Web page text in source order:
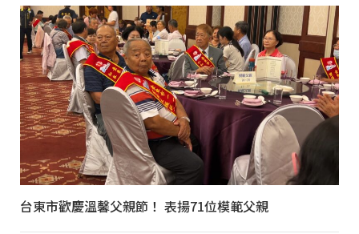
台東市歡慶溫馨父親節！ 表揚71位模範父親